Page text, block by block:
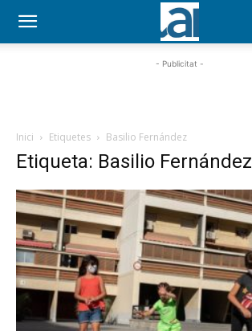
- Publicitat -
Inici Etiquetes Basilio Fernández
Etiqueta: Basilio Fernández